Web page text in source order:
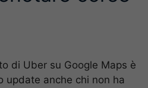
di Uber su Google Maps è
update anche chi non ha